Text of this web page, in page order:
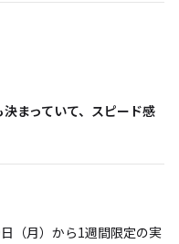
まっていて、スピード感
（月）から1週間限定の実